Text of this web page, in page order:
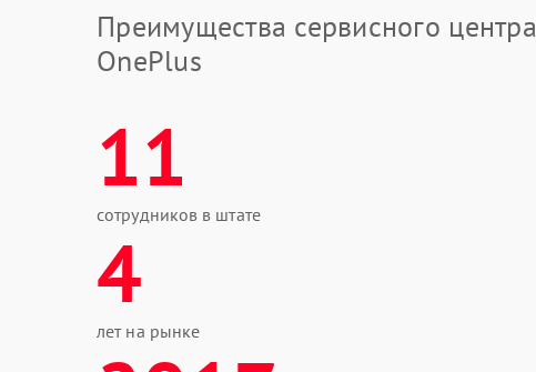
Преимущества сервисного центра
OnePlus
11
сотрудников в штате
4
лет на рынке